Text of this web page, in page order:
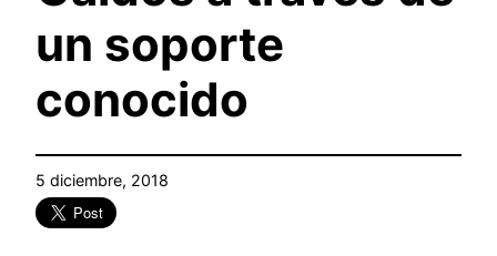
un soporte
conocido
5 diciembre, 2018